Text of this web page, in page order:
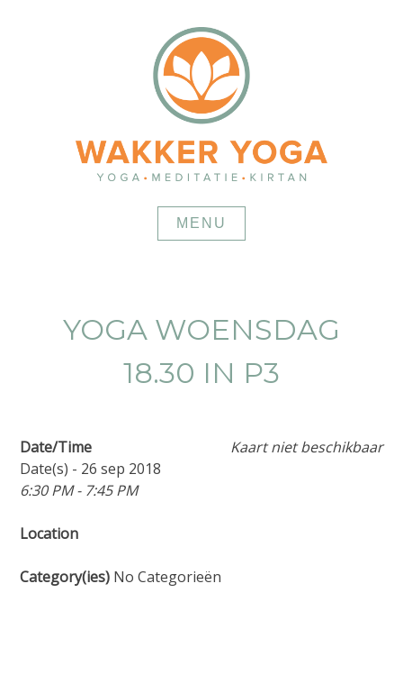
MENU
YOGA WOENSDAG
18.30 IN P3
Kaart niet beschikbaar
Date/Time
Date(s) - 26 sep 2018
6:30 PM - 7:45 PM
Location
Category(ies) No Categorieën